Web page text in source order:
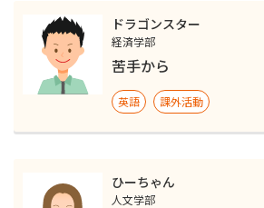
ドラゴンスター
経済学部
苦手から
英語 課外活動
ひーちゃん
人文学部